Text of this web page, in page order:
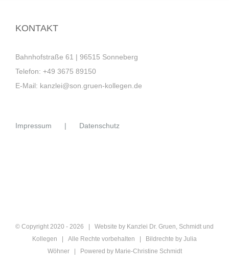
KONTAKT
Bahnhofstraße 61 | 96515 Sonneberg
Telefon: +49 3675 89150
E-Mail: kanzlei@son.gruen-kollegen.de
Impressum Datenschutz
© Copyright 2020 - 2026 | Website by Kanzlei Dr. Gruen, Schmidt und
Kollegen | Alle Rechte vorbehalten | Bildrechte by Julia
Wöhner | Powered by Marie-Christine Schmidt